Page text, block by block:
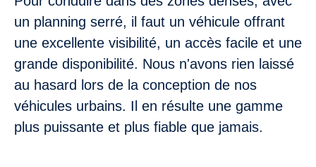
un planning serré, il faut un véhicule offrant
une excellente visibilité, un accès facile et une
grande disponibilité. Nous n'avons rien laissé
au hasard lors de la conception de nos
véhicules urbains. Il en résulte une gamme
plus puissante et plus fiable que jamais.